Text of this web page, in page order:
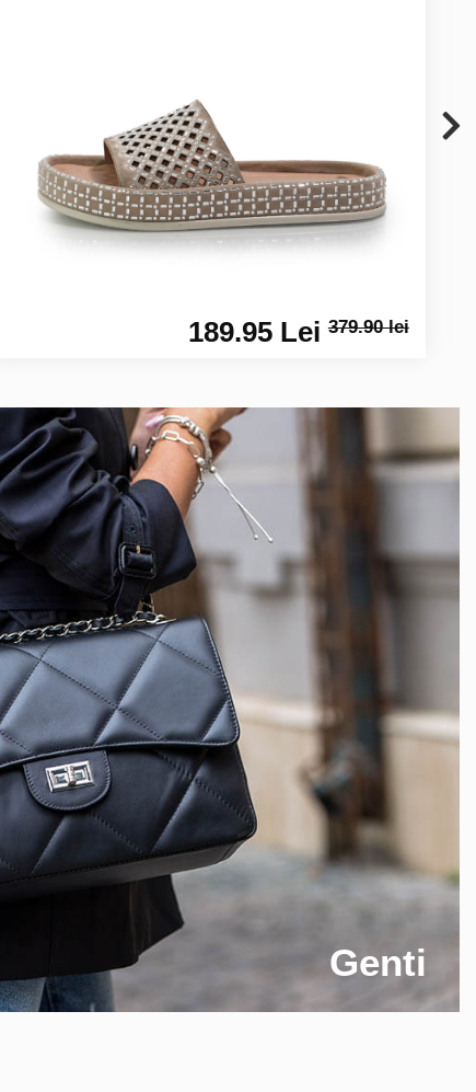
189.95 Lei379.90 lei
Genti